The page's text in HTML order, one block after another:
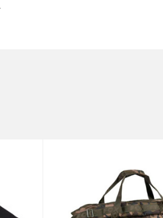
Anti-spam zaštita - izračunajte koliko je 2 + 3 :